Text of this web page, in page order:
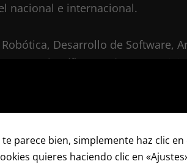
nacional e internacional.
Desarrollo de Software,
Científico.—
El Puuc Noticias
te parece bien, simplemente haz clic
quieres haciendo clic en